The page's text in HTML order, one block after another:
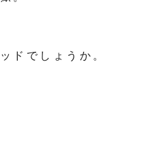
ドでしょうか。